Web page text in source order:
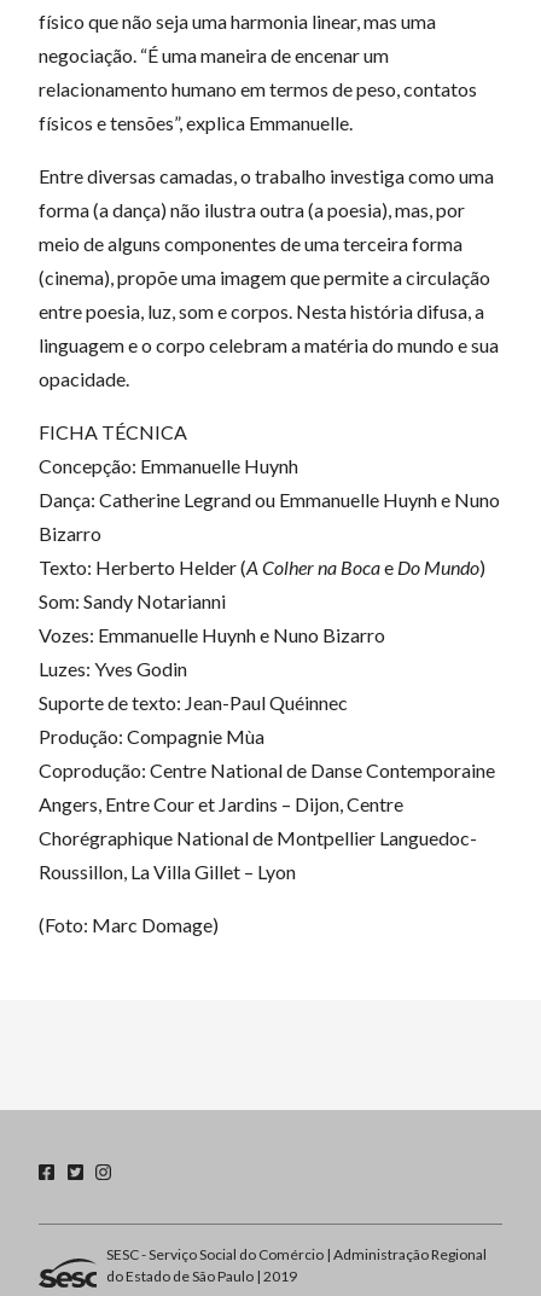
físico que não seja uma harmonia linear, mas uma
negociação. “É uma maneira de encenar um
relacionamento humano em termos de peso, contatos
físicos e tensões”, explica Emmanuelle.
Entre diversas camadas, o trabalho investiga como uma
forma (a dança) não ilustra outra (a poesia), mas, por
meio de alguns componentes de uma terceira forma
(cinema), propõe uma imagem que permite a circulação
entre poesia, luz, som e corpos. Nesta história difusa, a
linguagem e o corpo celebram a matéria do mundo e sua
opacidade.
FICHA TÉCNICA
Concepção: Emmanuelle Huynh
Dança: Catherine Legrand ou Emmanuelle Huynh e Nuno
Bizarro
Texto: Herberto Helder (A Colher na Bocae Do Mundo)
Som: Sandy Notarianni
Vozes: Emmanuelle Huynh e Nuno Bizarro
Luzes: Yves Godin
Suporte de texto: Jean-Paul Quéinnec
Produção: Compagnie Mùa
Coprodução: Centre National de Danse Contemporaine
Angers, Entre Cour et Jardins – Dijon, Centre
Chorégraphique National de Montpellier Languedoc-
Roussillon, La Villa Gillet – Lyon
(Foto: Marc Domage)
SESC - Serviço Social do Comércio | Administração Regional
do Estado de São Paulo | 2019